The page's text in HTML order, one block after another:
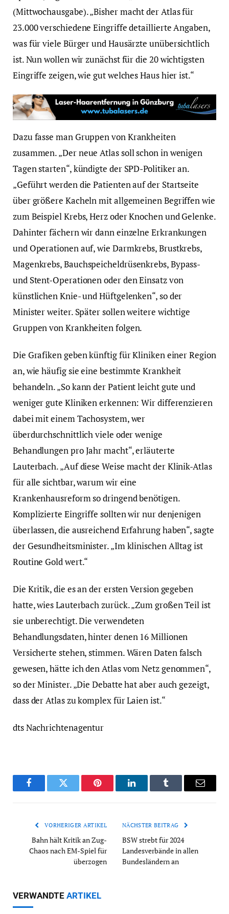
(Mittwochausgabe). „Bisher macht der Atlas für
23.000 verschiedene Eingriffe detaillierte Angaben,
was für viele Bürger und Hausärzte unübersichtlich
ist. Nun wollen wir zunächst für die 20 wichtigsten
Eingriffe zeigen, wie gut welches Haus hier ist.“
Dazu fasse man Gruppen von Krankheiten
zusammen. „Der neue Atlas soll schon in wenigen
Tagen starten“, kündigte der SPD-Politiker an.
„Geführt werden die Patienten auf der Startseite
über größere Kacheln mit allgemeinen Begriffen wie
zum Beispiel Krebs, Herz oder Knochen und Gelenke.
Dahinter fächern wir dann einzelne Erkrankungen
und Operationen auf, wie Darmkrebs, Brustkrebs,
Magenkrebs, Bauchspeicheldrüsenkrebs, Bypass-
und Stent-Operationen oder den Einsatz von
künstlichen Knie- und Hüftgelenken“, so der
Minister weiter. Später sollen weitere wichtige
Gruppen von Krankheiten folgen.
Die Grafiken geben künftig für Kliniken einer Region
an, wie häufig sie eine bestimmte Krankheit
behandeln. „So kann der Patient leicht gute und
weniger gute Kliniken erkennen: Wir differenzieren
dabei mit einem Tachosystem, wer
überdurchschnittlich viele oder wenige
Behandlungen pro Jahr macht“, erläuterte
Lauterbach. „Auf diese Weise macht der Klinik-Atlas
für alle sichtbar, warum wir eine
Krankenhausreform so dringend benötigen.
Komplizierte Eingriffe sollten wir nur denjenigen
überlassen, die ausreichend Erfahrung haben“, sagte
der Gesundheitsminister. „Im klinischen Alltag ist
Routine Gold wert.“
Die Kritik, die es an der ersten Version gegeben
hatte, wies Lauterbach zurück. „Zum großen Teil ist
sie unberechtigt. Die verwendeten
Behandlungsdaten, hinter denen 16 Millionen
Versicherte stehen, stimmen. Wären Daten falsch
gewesen, hätte ich den Atlas vom Netz genommen“,
so der Minister. „Die Debatte hat aber auch gezeigt,
dass der Atlas zu komplex für Laien ist.“
dts Nachrichtenagentur
FacebookTwitter Pinterest LinkedInTumblr Email
VORHERIGER ARTIKEL
Bahn hält Kritik an Zug-
Chaos nach EM-Spiel für
überzogen
NÄCHSTER BEITRAG
BSW strebt für 2024
Landesverbände in allen
Bundesländern an
VERWANDTE ARTIKEL